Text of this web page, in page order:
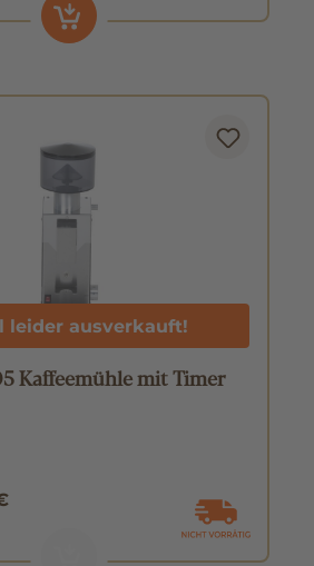
leider ausverkauft!
Kaffeemühle mit Timer